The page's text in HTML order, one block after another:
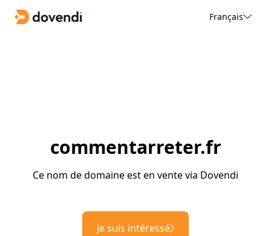
Français
commentarreter.fr
Ce nom de domaine est en vente via Dovendi
Je suis intéressé